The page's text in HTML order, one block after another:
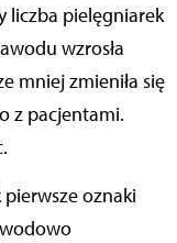
liczba pielęgniarek
wzrosła
mniej zmieniła się
z pacjentami.
pierwsze oznaki